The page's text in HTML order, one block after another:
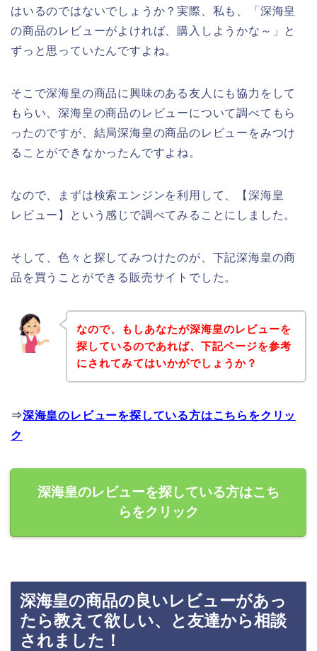
はいるのではないでしょうか？実際、私も、「深海皇
の商品のレビューがよければ、購入しようかな～」と
ずっと思っていたんですよね。
そこで深海皇の商品に興味のある友人にも協力をして
もらい、深海皇の商品のレビューについて調べてもら
ったのですが、結局深海皇の商品のレビューをみつけ
ることができなかったんですよね。
なので、まずは検索エンジンを利用して、【深海皇
レビュー】という感じで調べてみることにしました。
そして、色々と探してみつけたのが、下記深海皇の商
品を買うことができる販売サイトでした。
なので、もしあなたが深海皇のレビューを
探しているのであれば、下記ページを参考
にされてみてはいかがでしょうか？
⇒深海皇のレビューを探している方はこちらをクリッ
ク
深海皇のレビューを探している方はこち
らをクリック
深海皇の商品の良いレビューがあっ
たら教えて欲しい、と友達から相談
されました！